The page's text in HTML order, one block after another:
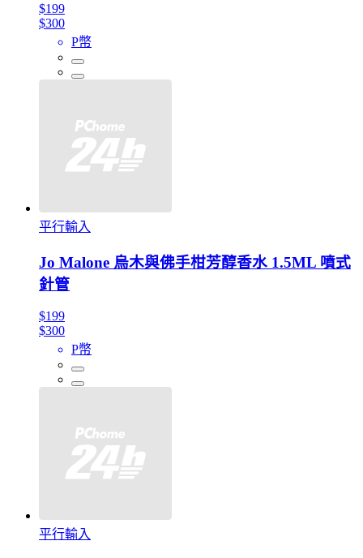
$199
$300
P幣
平行輸入
Jo Malone 烏木與佛手柑芳醇香水 1.5ML 噴式
針管
$199
$300
P幣
平行輸入